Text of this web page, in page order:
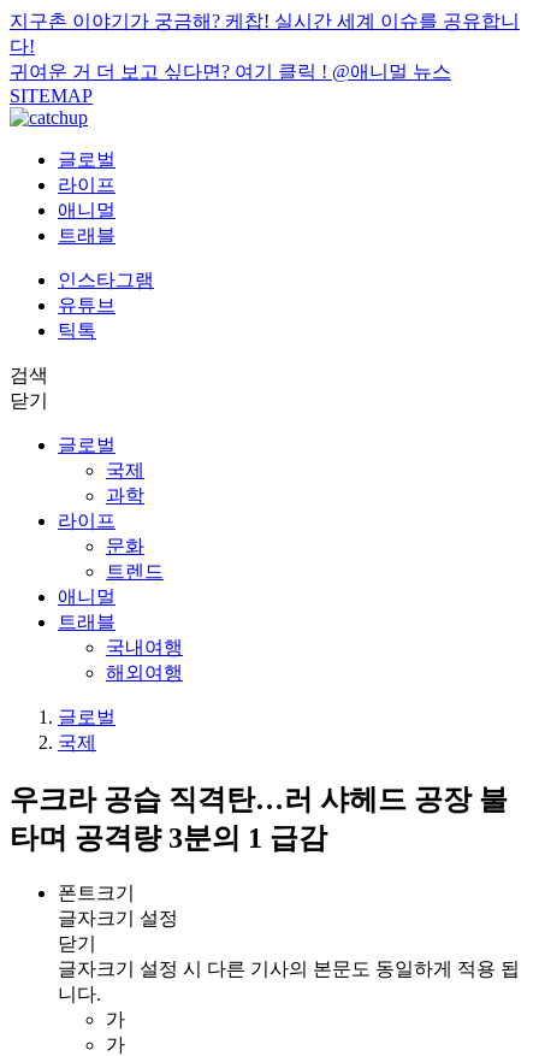
지구촌 이야기가 궁금해? 케찹! 실시간 세계 이슈를 공유합니
다!
귀여운 거 더 보고 싶다면? 여기 클릭 ! @애니멀 뉴스
SITEMAP
글로벌
라이프
애니멀
트래블
인스타그램
유튜브
틱톡
검색
닫기
글로벌
국제
과학
라이프
문화
트렌드
애니멀
트래블
국내여행
해외여행
글로벌
국제
우크라 공습 직격탄…러 샤헤드 공장 불
타며 공격량 3분의 1 급감
폰트크기
글자크기 설정
닫기
글자크기 설정 시 다른 기사의 본문도 동일하게 적용 됩
니다.
가
가